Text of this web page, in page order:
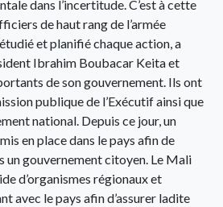
dans l’incertitude. C’est à cette
de haut rang de l’armée
et planifié chaque action, a
Ibrahim Boubacar Keita et
de son gouvernement. Ils ont
publique de l’Exécutif ainsi que
national. Depuis ce jour, un
en place dans le pays afin de
un gouvernement citoyen. Le Mali
d’organismes régionaux et
avec le pays afin d’assurer ladite